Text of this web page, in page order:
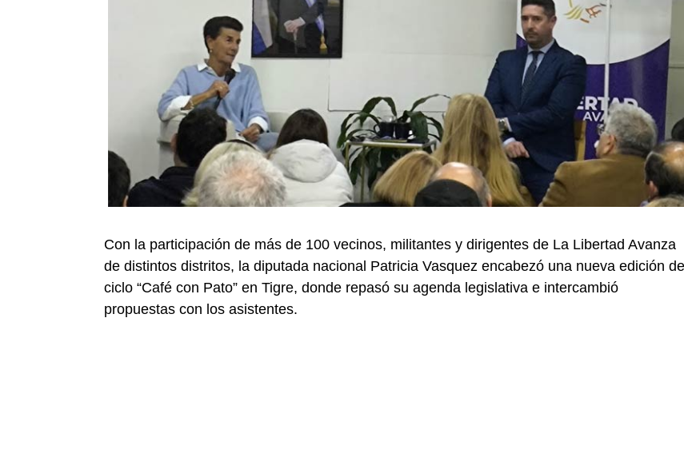
Con la participación de más de 100 vecinos, militantes y dirigentes de La Libertad Avanza
de distintos distritos, la diputada nacional Patricia Vasquez encabezó una nueva edición del
ciclo “Café con Pato” en Tigre, donde repasó su agenda legislativa e intercambió
propuestas con los asistentes.